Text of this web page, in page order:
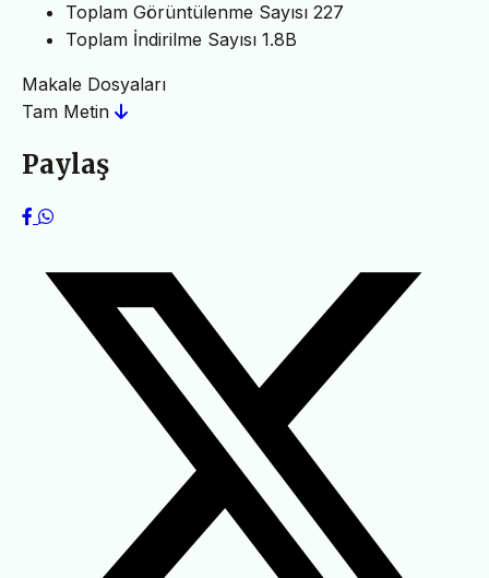
Toplam Görüntülenme Sayısı 227
Toplam İndirilme Sayısı 1.8B
Makale Dosyaları
Tam Metin
Paylaş